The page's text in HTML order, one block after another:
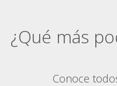
¿Qué más
Conoce